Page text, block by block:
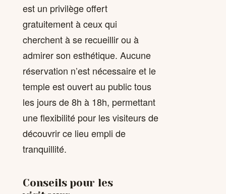
est un privilège offert
gratuitement à ceux qui
cherchent à se recueillir ou à
admirer son esthétique. Aucune
réservation n’est nécessaire et le
temple est ouvert au public tous
les jours de 8h à 18h, permettant
une flexibilité pour les visiteurs de
découvrir ce lieu empli de
tranquillité.
Conseils pour les